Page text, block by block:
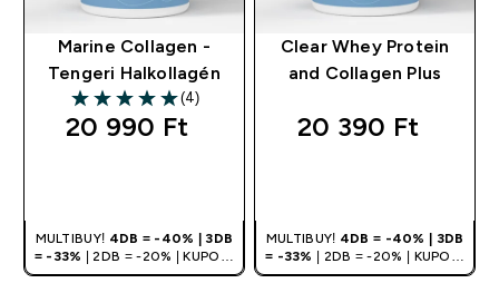
Marine Collagen -
Tengeri Halkollagén
5 out of 5 stars
(4)
20 990 Ft‎
MULTIBUY! 4DB = -40% | 3DB
= -33% | 2DB = -20% | KUPON:
DEALHU
Clear Whey Protein
and Collagen Plus
20 390 Ft‎
MULTIBUY! 4DB = -40% | 3DB
= -33% | 2DB = -20% | KUPON:
DEALHU